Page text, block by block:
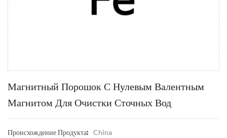
Магнитный Порошок С Нулевым Валентным
Магнитом Для Очистки Сточных Вод
Происхождение Продукта: China